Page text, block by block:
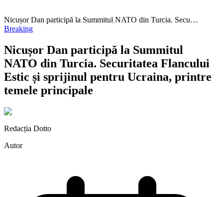
Nicușor Dan participă la Summitul NATO din Turcia. Secu…
Breaking
Nicușor Dan participă la Summitul
NATO din Turcia. Securitatea Flancului
Estic și sprijinul pentru Ucraina, printre
temele principale
Redacția Dotto
Autor